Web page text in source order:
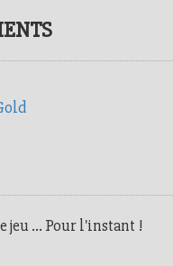
jeu ... Pour l'instant !